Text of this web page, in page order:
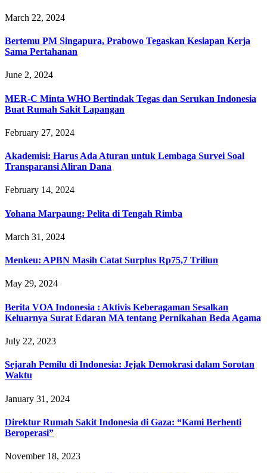
March 22, 2024
Bertemu PM Singapura, Prabowo Tegaskan Kesiapan Kerja
Sama Pertahanan
June 2, 2024
MER-C Minta WHO Bertindak Tegas dan Serukan Indonesia
Buat Rumah Sakit Lapangan
February 27, 2024
Akademisi: Harus Ada Aturan untuk Lembaga Survei Soal
Transparansi Aliran Dana
February 14, 2024
Yohana Marpaung: Pelita di Tengah Rimba
March 31, 2024
Menkeu: APBN Masih Catat Surplus Rp75,7 Triliun
May 29, 2024
Berita VOA Indonesia : Aktivis Keberagaman Sesalkan
Keluarnya Surat Edaran MA tentang Pernikahan Beda Agama
July 22, 2023
Sejarah Pemilu di Indonesia: Jejak Demokrasi dalam Sorotan
Waktu
January 31, 2024
Direktur Rumah Sakit Indonesia di Gaza: “Kami Berhenti
Beroperasi”
November 18, 2023